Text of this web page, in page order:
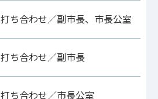
打ち合わせ／副市長、市長公室
打ち合わせ／副市長
打ち合わせ／市長公室